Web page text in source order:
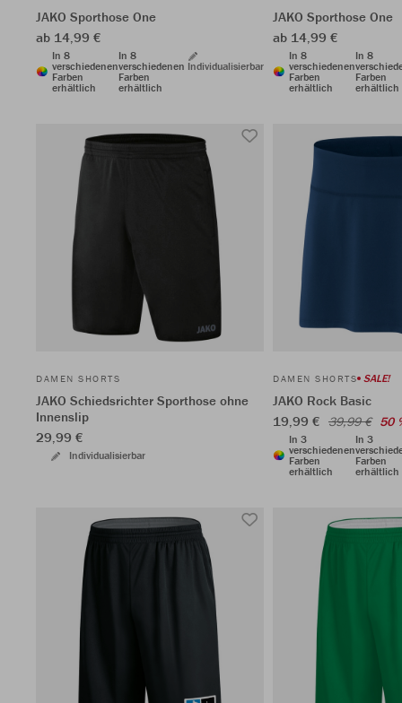
JAKO Sporthose One
ab 14,99 €
In 8
verschiedenen
Farben
erhältlich
In 8
verschiedenen
Farben
erhältlich
Individualisierbar
JAKO Sporthose One
ab 14,99 €
In 8
verschiedenen
Farben
erhältlich
In 8
Farben
erhältlich
DAMEN SHORTS
JAKO Schiedsrichter Sporthose ohne
Innenslip
29,99 €
Individualisierbar
DAMEN SHORTS SALE!
JAKO Rock Basic
19,99 € 39,99 € 50
In 3
verschiedenen
Farben
erhältlich
In 3
Farben
erhältlich